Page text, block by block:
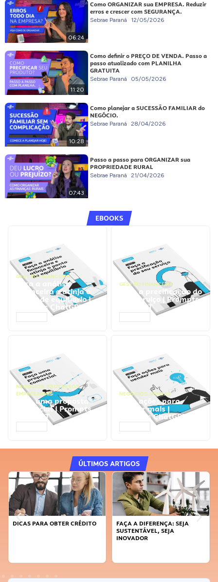
06:24
Como ORGANIZAR sua EMPRESA. Reduzir
erros e crescer com SEGURANÇA.
Sebrae Paraná 12/05/2026
11:20
Como definir o PREÇO DE VENDA. Passo a
passo atualizado com PLANILHA
GRATUITA
Sebrae Paraná 05/05/2026
10:28
Como planejar a SUCESSÃO FAMILIAR do
NEGÓCIO.
Sebrae Paraná 28/04/2026
07:43
Passo a passo para ORGANIZAR sua
PROPRIEDADE RURAL
Sebrae Paraná 21/04/2026
EBOOKS
GESTÃO FINANCEIRA
Faça a análise
financeira e atinja o
ponto de equilíbrio |
Prompts ChatGPT
GESTÃO FINANCEIRA
Faça a precificação do
seu serviço | Prompts
ChatGPT
NEGÓCIOS, PROCESSOS
EMPRESARIAIS
Faça uma proposta
comercial | Prompts
ChatGPT
NEGÓCIOS, VENDAS
Faça ações para
vender mais |
Prompts ChatGPT
ÚLTIMOS ARTIGOS
DICAS PARA OBTER CRÉDITO
FAÇA A DIFERENÇA: SEJA
SUSTENTÁVEL, SEJA
INOVADOR